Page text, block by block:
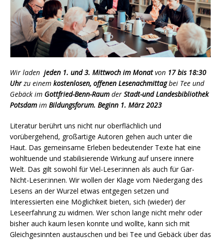
Wir laden jeden 1. und 3. Mittwoch im Monatvon 17 bis 18:30
Uhrzu einem kostenlosen, offenen Lesenachmittagbei Tee und
Gebäck im Gottfried-Benn-Raum der Stadt-und Landesbibliothek
Potsdam im Bildungsforum. Beginn 1. März 2023
Literatur berührt uns nicht nur oberflächlich und
vorübergehend, großartige Autoren gehen auch unter die
Haut. Das gemeinsame Erleben bedeutender Texte hat eine
wohltuende und stabilisierende Wirkung auf unsere innere
Welt. Das gilt sowohl für Viel-Leser:innen als auch für Gar-
Nicht-Leser:innen. Wir wollen der Klage vom Niedergang des
Lesens an der Wurzel etwas entgegen setzen und
Interessierten eine Möglichkeit bieten, sich (wieder) der
Leseerfahrung zu widmen. Wer schon lange nicht mehr oder
bisher auch kaum lesen konnte und wollte, kann sich mit
Gleichgesinnten austauschen und bei Tee und Gebäck über das